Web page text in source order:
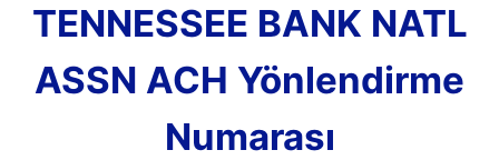
TENNESSEE BANK NATL
ASSN ACH Yönlendirme
Numarası